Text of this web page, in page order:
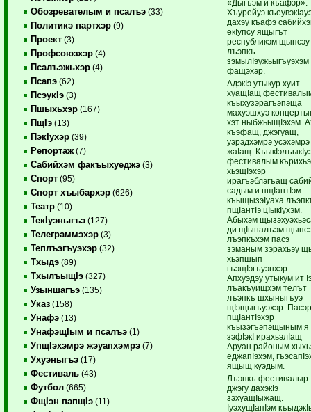
Обозревателым и псалъэ (33)
Политикэ партхэр (9)
Проект (3)
Профсоюзхэр (4)
Псалъэжьхэр (4)
Псапэ (62)
ПсэукIэ (3)
Пшыхьхэр (167)
ПщIэ (13)
ПэкIухэр (39)
Репортаж (7)
Сабийхэм факъыхуеджэ (3)
Спорт (95)
Спорт хъыбархэр (626)
Театр (10)
ТекIуэныгъэ (127)
Телеграммэхэр (3)
Теплъэгъуэхэр (32)
Тхыдэ (89)
ТхылъыщIэ (327)
Узыншагъэ (135)
Указ (158)
Унафэ (13)
УнафэщIым и псалъэ (1)
УпщIэхэмрэ жэуапхэмрэ (7)
Ухуэныгъэ (17)
Фестиваль (43)
Футбол (665)
ФщIэн папщIэ (11)
«Дыгъэм и къафэр».
Хъурейуэ
дахэу къафэ
екIупсу ящыгът
республикэм щыпсэу
лъэпкъ
зэмылIэужьыгъуэхэм
фащэхэр.
АдэкIэ утыкур хуит
хуащIащ
къыхузэрагъэпэща
махуэшхуэ
хэт ныбжьыщIэхэм.
къэфащ, джэгуащ,
уэрэдхэмрэ усэхэмрэ
жаIащ.
фестивалым
хьэщIэхэр
ирагъэблэгъащ
садым и пщIантIэм
къыщызэIуаха
пщIантIэ цIыкIухэм.
Абыхэм
ди щIыналъэм
лъэпкъхэм пасэ
зэманым зэрахьэу
хьэпшып
гъэщIэгъуэнхэр.
Апхуэдэу утыкум ит
лъакъуищхэм телът
лъэпкъ шхыныгъуэ
щIэщыгъуэхэр.
пщIантIэхэр
къызэгъэпэщыным я
зэфIэкI ирахьэлIащ
Аруан районым
еджапIэхэм,
ящыщ куэдым.
Лъэпкъ фестивалыр
джэгу дахэкIэ
зэхуащIыжащ.
IуэхущIапIэм